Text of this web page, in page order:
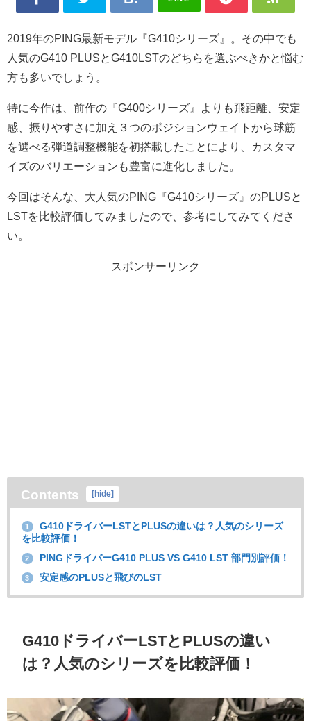
2019年のPING最新モデル『G410シリーズ』。その中でも
人気のG410 PLUSとG410LSTのどちらを選ぶべきかと悩む
方も多いでしょう。
特に今作は、前作の『G400シリーズ』よりも飛距離、安定
感、振りやすさに加え３つのポジションウェイトから球筋
を選べる弾道調整機能を初搭載したことにより、カスタマ
イズのバリエーションも豊富に進化しました。
今回はそんな、大人気のPING『G410シリーズ』のPLUSと
LSTを比較評価してみましたので、参考にしてみてくださ
い。
スポンサーリンク
Contents [hide]
1
G410ドライバーLSTとPLUSの違いは？人気のシリーズ
を比較評価！
2 PINGドライバーG410 PLUS VS G410 LST 部門別評価！
3 安定感のPLUSと飛びのLST
G410ドライバーLSTとPLUSの違い
は？人気のシリーズを比較評価！